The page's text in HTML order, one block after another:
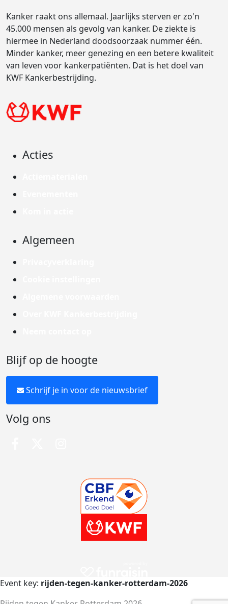
Kanker raakt ons allemaal. Jaarlijks sterven er zo'n
45.000 mensen als gevolg van kanker. De ziekte is
hiermee in Nederland doodsoorzaak nummer één.
Minder kanker, meer genezing en een betere kwaliteit
van leven voor kankerpatiënten. Dat is het doel van
KWF Kankerbestrijding.
Acties
Algemeen
Blijf op de hoogte
Schrijf je in voor de nieuwsbrief
Volg ons
Event key: rijden-tegen-kanker-rotterdam-2026